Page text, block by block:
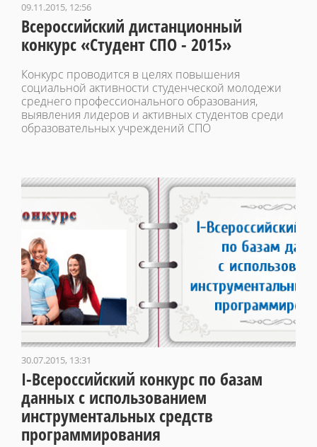
09.11.2015, 12:56
Всероссийский дистанционный
конкурс «Студент СПО - 2015»
Конкурс проводится в целях повышения
социальной активности студенческой молодежи
среднего профессионального образования,
выявления лидеров и активных студентов среди
образовательных учреждений СПО
30.07.2015, 13:31
I-Всероссийский конкурс по базам
данных с использованием
инструментальных средств
программирования